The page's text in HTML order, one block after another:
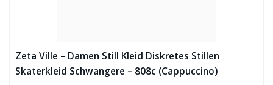
Zeta Ville – Damen Still Kleid Diskretes Stillen
Skaterkleid Schwangere – 808c (Cappuccino)